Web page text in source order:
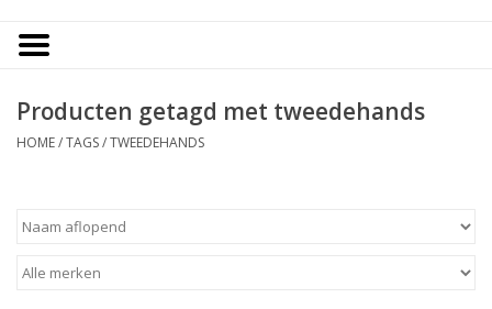
Occasions
Overige
Producten getagd met tweedehands
HOME/TAGS/TWEEDEHANDS